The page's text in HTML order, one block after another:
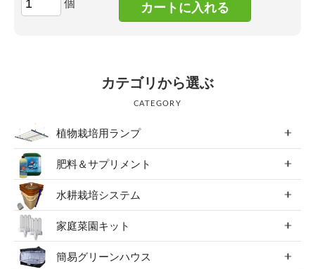
個
カテゴリから選ぶ
CATEGORY
植物栽培用ランプ
肥料＆サプリメント
水耕栽培システム
家庭菜園キット
簡易グリーンハウス